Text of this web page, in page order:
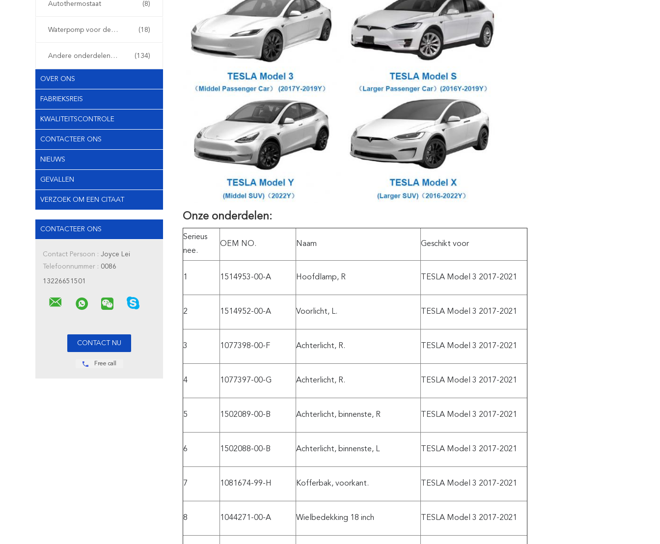
Autothermostaat (8)
Waterpomp voor de auto (18)
Andere onderdelen voor auto's (134)
OVER ONS
FABRIEKSREIS
KWALITEITSCONTROLE
CONTACTEER ONS
NIEUWS
GEVALLEN
VERZOEK OM EEN CITAAT
CONTACTEER ONS
Contact Persoon : Joyce Lei
Telefoonnummer : 0086
13226651501
Free call
Onze onderdelen:
Serieus
nee.
OEM NO. Naam Geschikt voor
1 1514953-00-A Hoofdlamp, R TESLA Model 3 2017-2021
2 1514952-00-A Voorlicht, L. TESLA Model 3 2017-2021
3 1077398-00-F Achterlicht, R. TESLA Model 3 2017-2021
4 1077397-00-G Achterlicht, R. TESLA Model 3 2017-2021
5 1502089-00-B Achterlicht, binnenste, R TESLA Model 3 2017-2021
6 1502088-00-B Achterlicht, binnenste, L TESLA Model 3 2017-2021
7 1081674-99-H Kofferbak, voorkant. TESLA Model 3 2017-2021
8 1044271-00-A Wielbedekking 18 inch TESLA Model 3 2017-2021